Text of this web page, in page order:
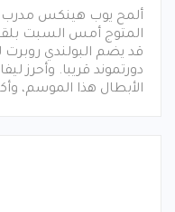
ألمح يوب هينكس مدرب
المتوج أمس السبت
قد يضم البولندي
دورتموند قريبا. وأحرز
الأبطال هذا الموسم،